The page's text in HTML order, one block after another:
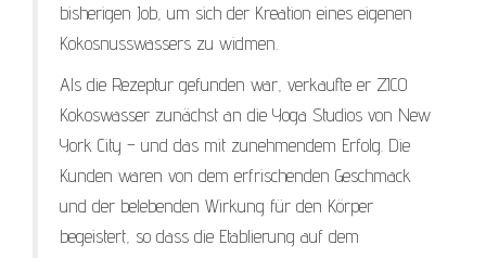
bisherigen Job, um sich der Kreation eines eigenen
Kokosnusswassers zu widmen.
Als die Rezeptur gefunden war, verkaufte er ZICO
Kokoswasser zunächst an die Yoga Studios von New
York City – und das mit zunehmendem Erfolg. Die
Kunden waren von dem erfrischenden Geschmack
und der belebenden Wirkung für den Körper
begeistert, so dass die Etablierung auf dem